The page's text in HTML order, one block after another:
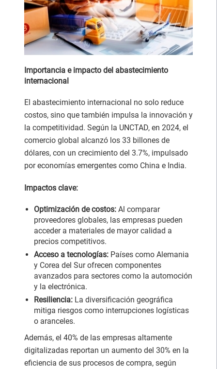
Importancia e impacto del abastecimiento
internacional
El abastecimiento internacional no solo reduce
costos, sino que también impulsa la innovación y
la competitividad. Según la UNCTAD, en 2024, el
comercio global alcanzó los 33 billones de
dólares, con un crecimiento del 3.7%, impulsado
por economías emergentes como China e India.
Impactos clave:
Optimización de costos: Al comparar
proveedores globales, las empresas pueden
acceder a materiales de mayor calidad a
precios competitivos.
Acceso a tecnologías: Países como Alemania
y Corea del Sur ofrecen componentes
avanzados para sectores como la automoción
y la electrónica.
Resiliencia: La diversificación geográfica
mitiga riesgos como interrupciones logísticas
o aranceles.
Además, el 40% de las empresas altamente
digitalizadas reportan un aumento del 30% en la
eficiencia de sus procesos de compra, según